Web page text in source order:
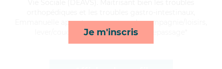
Je m'inscris
Emmanuelle apporte ses services de compagnie/loisirs,
lever/coucher, mobilité et lessive/repassage*